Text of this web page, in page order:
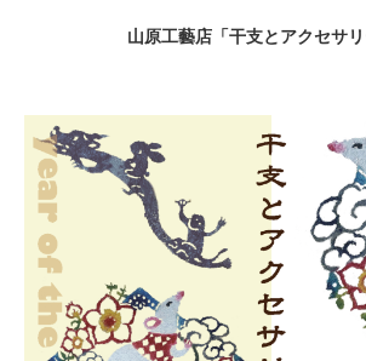
山原工藝店「干支とアクセサリ